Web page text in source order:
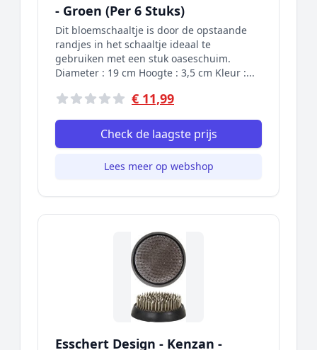
- Groen (Per 6 Stuks)
Dit bloemschaaltje is door de opstaande
randjes in het schaaltje ideaal te
gebruiken met een stuk oaseschuim.
Diameter : 19 cm Hoogte : 3,5 cm Kleur :...
€ 11,99
Check de laagste prijs
Lees meer op webshop
Esschert Design - Kenzan -